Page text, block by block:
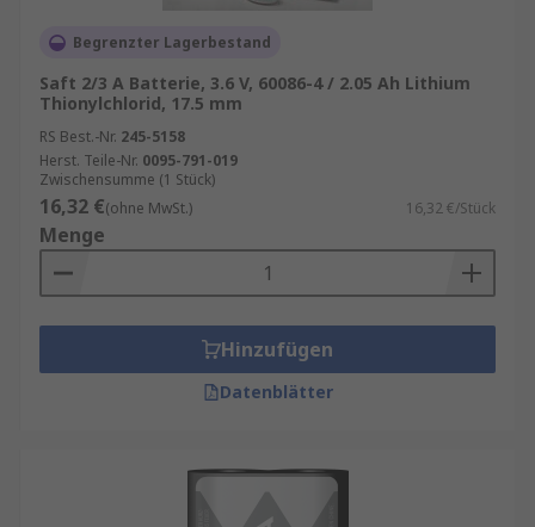
Begrenzter Lagerbestand
Saft 2/3 A Batterie, 3.6 V, 60086-4 / 2.05 Ah Lithium
Thionylchlorid, 17.5 mm
RS Best.-Nr. 245-5158
Herst. Teile-Nr. 0095-791-019
Zwischensumme (1 Stück)
16,32 €(ohne MwSt.) 16,32 €/Stück
Menge
Hinzufügen
Datenblätter